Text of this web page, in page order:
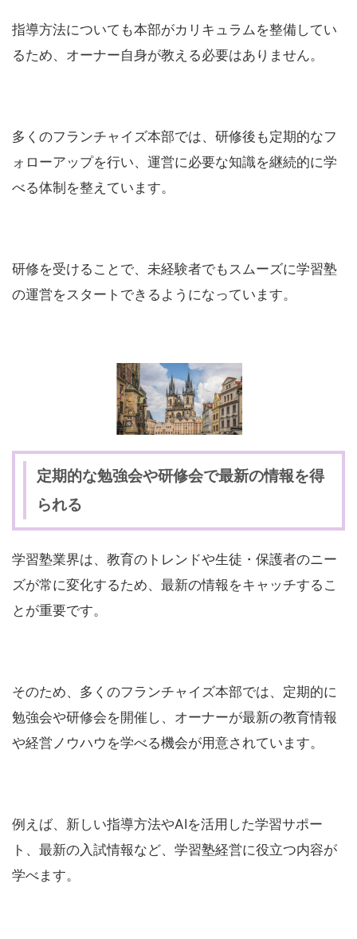
指導方法についても本部がカリキュラムを整備してい
るため、オーナー自身が教える必要はありません。
多くのフランチャイズ本部では、研修後も定期的なフ
ォローアップを行い、運営に必要な知識を継続的に学
べる体制を整えています。
研修を受けることで、未経験者でもスムーズに学習塾
の運営をスタートできるようになっています。
定期的な勉強会や研修会で最新の情報を得
られる
学習塾業界は、教育のトレンドや生徒・保護者のニー
ズが常に変化するため、最新の情報をキャッチするこ
とが重要です。
そのため、多くのフランチャイズ本部では、定期的に
勉強会や研修会を開催し、オーナーが最新の教育情報
や経営ノウハウを学べる機会が用意されています。
例えば、新しい指導方法やAIを活用した学習サポー
ト、最新の入試情報など、学習塾経営に役立つ内容が
学べます。